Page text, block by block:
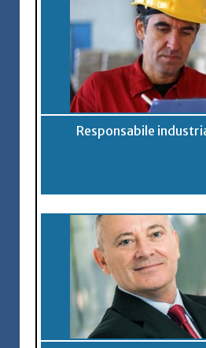
Responsabile